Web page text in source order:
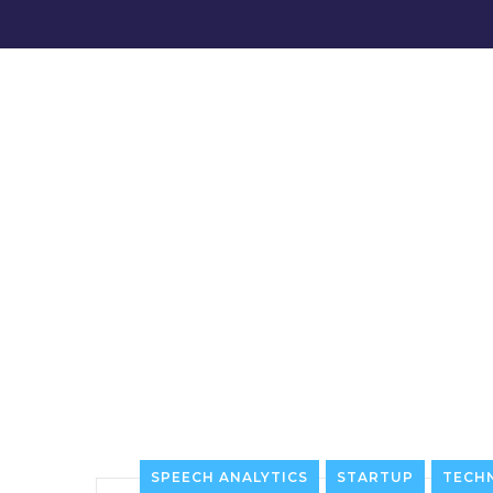
SPEECH ANALYTICS STARTUP